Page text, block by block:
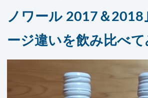
ノワール 2017＆2018
ージ違いを飲み比べ